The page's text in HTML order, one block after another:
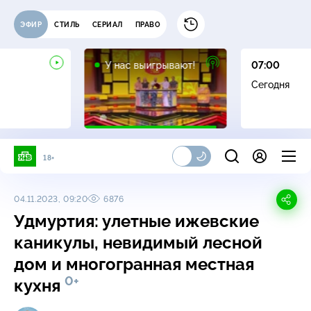
ЭФИР СТИЛЬ СЕРИАЛ ПРАВО
У нас выигрывают!
12+
07:00
Сегодня
18+
04.11.2023, 09:20 6876
Удмуртия: улетные ижевские
каникулы, невидимый лесной
дом и многогранная местная
кухня 0+